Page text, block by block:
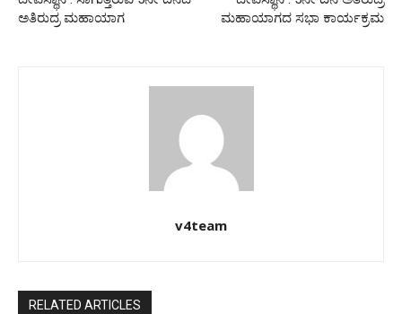
ಅತಿರುದ್ರ ಮಹಾಯಾಗ
ಮಹಾಯಾಗದ ಸಭಾ ಕಾರ್ಯಕ್ರಮ
v4team
RELATED ARTICLES